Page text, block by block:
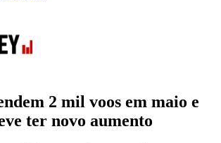
2 mil voos em maio e
ter novo aumento